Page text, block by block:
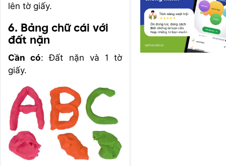
lên tờ giấy.
6. Bảng chữ cái với
đất nặn
Cần có: Đất nặn và 1 tờ
giấy.